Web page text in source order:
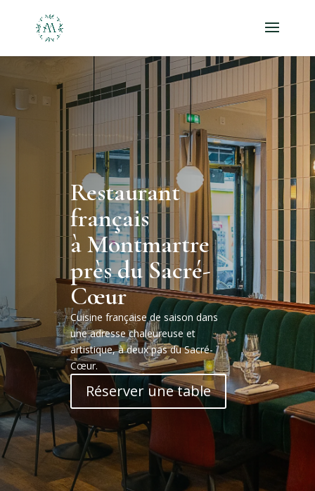
Restaurant
français
à Montmartre
près du Sacré-
Cœur
Cuisine française de saison dans
une adresse chaleureuse et
artistique, à deux pas du Sacré-
Cœur.
Réserver une table